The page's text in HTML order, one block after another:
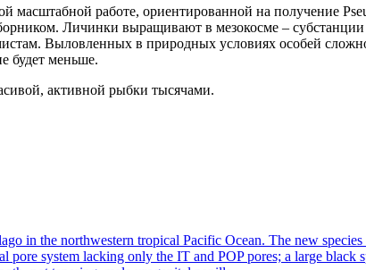
масштабной работе, ориентированной на получение
Личинки выращивают в мезокосме –
Выловленных в природных условиях особей
будет меньше.
активной рыбки тысячами.